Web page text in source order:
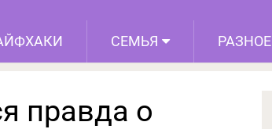
СЕМЬЯ РАЗНОЕ
правда о